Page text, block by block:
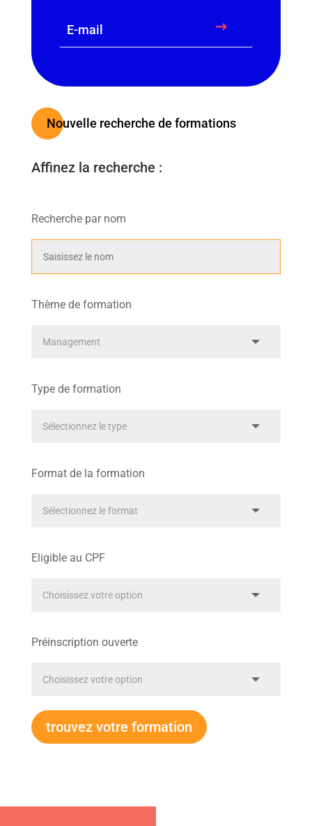
$
Nouvelle recherche de formations
Affinez la recherche :
Recherche par nom
Thème de formation
Type de formation
Format de la formation
Eligible au CPF
Préinscription ouverte
trouvez votre formation